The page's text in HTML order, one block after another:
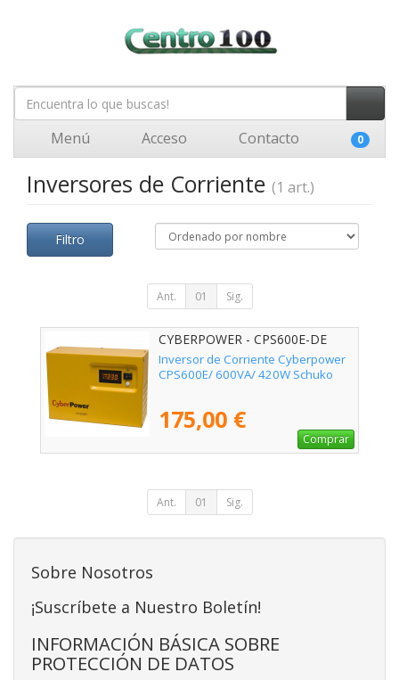
Menú Acceso Contacto 0
Inversores de Corriente (1 art.)
Filtro
Ant. 01 Sig.
CYBERPOWER - CPS600E-DE
Inversor de Corriente Cyberpower
CPS600E/ 600VA/ 420W Schuko
175,00 €
Comprar
Ant. 01 Sig.
Sobre Nosotros
¡Suscríbete a Nuestro Boletín!
INFORMACIÓN BÁSICA SOBRE
PROTECCIÓN DE DATOS